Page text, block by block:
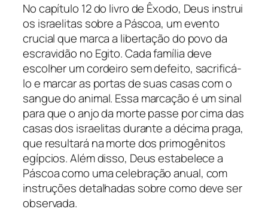
No capítulo 12 do livro de Êxodo, Deus instrui
os israelitas sobre a Páscoa, um evento
crucial que marca a libertação do povo da
escravidão no Egito. Cada família deve
escolher um cordeiro sem defeito, sacrificá-
lo e marcar as portas de suas casas com o
sangue do animal. Essa marcação é um sinal
para que o anjo da morte passe por cima das
casas dos israelitas durante a décima praga,
que resultará na morte dos primogênitos
egípcios. Além disso, Deus estabelece a
Páscoa como uma celebração anual, com
instruções detalhadas sobre como deve ser
observada.